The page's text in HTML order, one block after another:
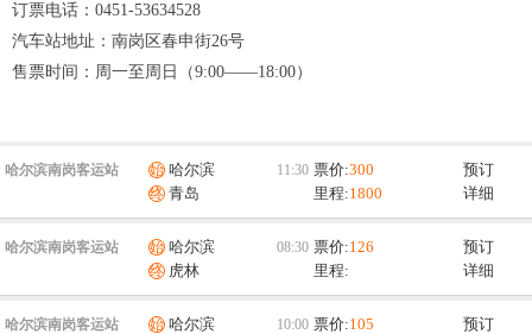
订票电话： 0451-53634528
汽车站地址： 南岗区春申街26号
售票时间： 周一至周日（9:00——18:00）
哈尔滨南岗客运站
哈尔滨
青岛
票价:300
里程:1800
预订
详细
哈尔滨南岗客运站
哈尔滨
虎林
票价:126
里程:
预订
详细
哈尔滨南岗客运站
哈尔滨
票价:105
预订